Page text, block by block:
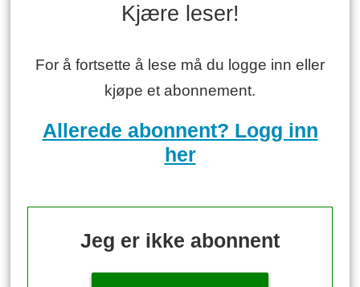
Kjære leser!
For å fortsette å lese må du logge inn eller
kjøpe et abonnement.
Allerede abonnent? Logg inn
her
Jeg er ikke abonnent